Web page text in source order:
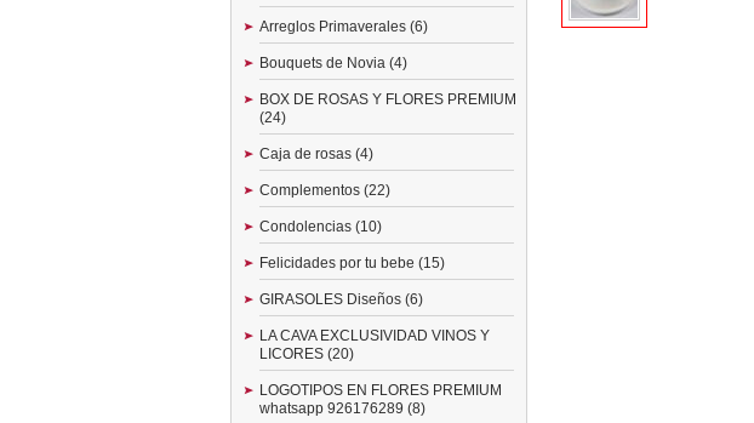
Arreglos Primaverales (6)
Bouquets de Novia (4)
BOX DE ROSAS Y FLORES PREMIUM
(24)
Caja de rosas (4)
Complementos (22)
Condolencias (10)
Felicidades por tu bebe (15)
GIRASOLES Diseños (6)
LA CAVA EXCLUSIVIDAD VINOS Y
LICORES (20)
LOGOTIPOS EN FLORES PREMIUM
whatsapp 926176289 (8)